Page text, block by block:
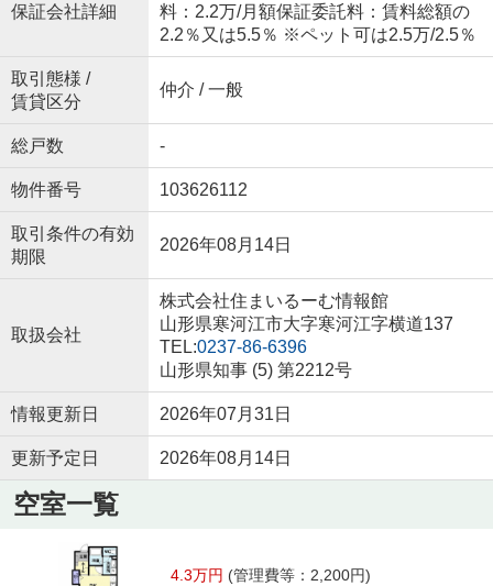
保証会社詳細
料：2.2万/月額保証委託料：賃料総額の
2.2％又は5.5％ ※ペット可は2.5万/2.5％
取引態様 /
賃貸区分
仲介 / 一般
総戸数 -
物件番号 103626112
取引条件の有効
期限
2026年08月14日
取扱会社
株式会社住まいるーむ情報館
山形県寒河江市大字寒河江字横道137
TEL:0237-86-6396
山形県知事 (5) 第2212号
情報更新日 2026年07月31日
更新予定日 2026年08月14日
空室一覧
4.3万円 (管理費等：2,200円)